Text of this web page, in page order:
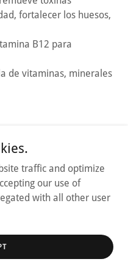
fortalecer los huesos,
B12 para
de vitaminas, minerales
traffic and optimize
our use of
with all other user